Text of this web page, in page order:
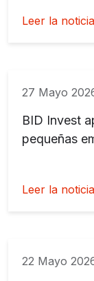
Leer la noticia
27 Mayo
BID Invest
pequeñas
Leer la noticia
22 Mayo